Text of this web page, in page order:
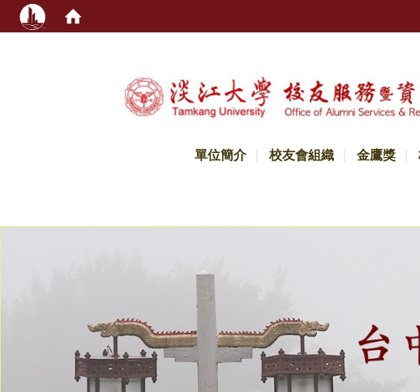
單位簡介 校友會組織 金鷹獎